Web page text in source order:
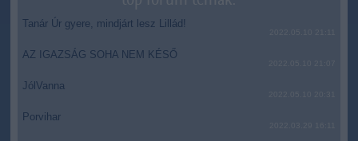
Tanár Úr gyere, mindjárt lesz Lillád!
AZ IGAZSÁG SOHA NEM KÉSŐ
JólVanna
Porvihar